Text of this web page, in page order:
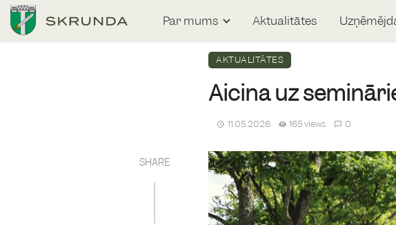
Par mums Aktualitātes
AKTUALITĀTES
Aicina uz
11.05.2026 165 views 0
SHARE